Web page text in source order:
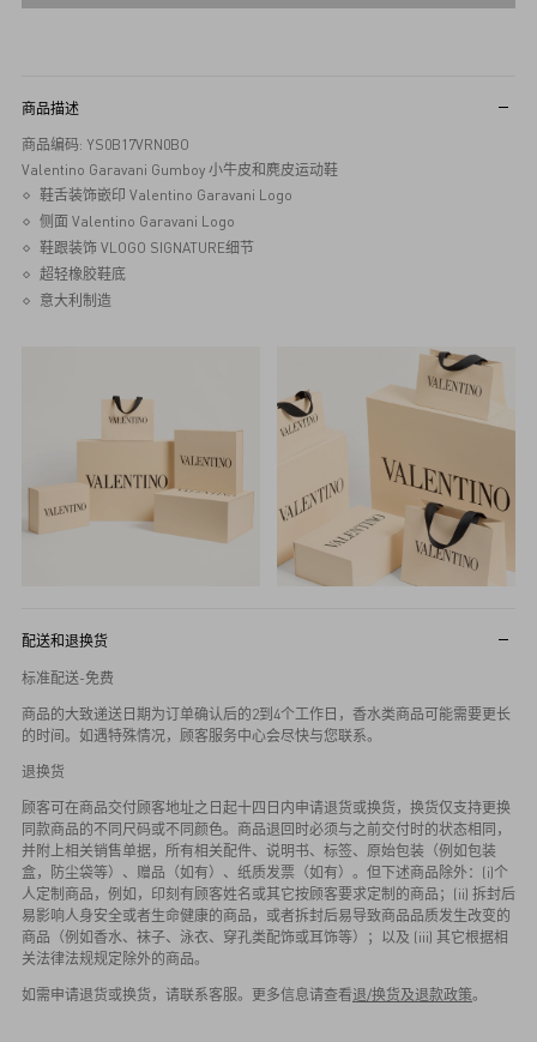
商品描述
商品编码: YS0B17VRN0BO
Valentino Garavani Gumboy 小牛皮和麂皮运动鞋
鞋舌装饰嵌印 Valentino Garavani Logo
侧面 Valentino Garavani Logo
鞋跟装饰 VLOGO SIGNATURE细节
超轻橡胶鞋底
意大利制造
配送和退换货
标准配送-免费
商品的大致递送日期为订单确认后的2到4个工作日，香水类商品可能需要更长
的时间。如遇特殊情况，顾客服务中心会尽快与您联系。
退换货
顾客可在商品交付顾客地址之日起十四日内申请退货或换货，换货仅支持更换
同款商品的不同尺码或不同颜色。商品退回时必须与之前交付时的状态相同，
并附上相关销售单据，所有相关配件、说明书、标签、原始包装（例如包装
盒，防尘袋等）、赠品（如有）、纸质发票（如有）。但下述商品除外：(i)个
人定制商品，例如，印刻有顾客姓名或其它按顾客要求定制的商品；(ii) 拆封后
易影响人身安全或者生命健康的商品，或者拆封后易导致商品品质发生改变的
商品（例如香水、袜子、泳衣、穿孔类配饰或耳饰等）；以及 (iii) 其它根据相
关法律法规规定除外的商品。
如需申请退货或换货，请联系客服。更多信息请查看退/换货及退款政策。